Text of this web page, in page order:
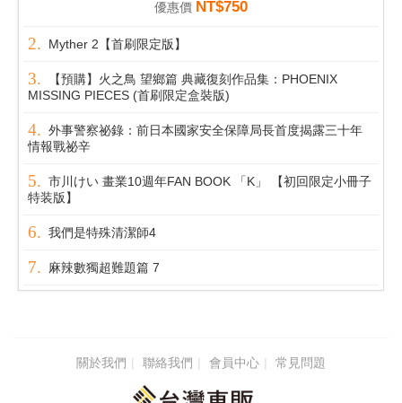
優惠價 NT$750
Myther 2【首刷限定版】
【預購】火之鳥 望鄉篇 典藏復刻作品集：PHOENIX
MISSING PIECES (首刷限定盒裝版)
外事警察祕錄：前日本國家安全保障局長首度揭露三十年
情報戰祕辛
市川けい 畫業10週年FAN BOOK 「K」 【初回限定小冊子
特装版】
我們是特殊清潔師4
麻辣數獨超難題篇 7
關於我們 聯絡我們 會員中心 常見問題